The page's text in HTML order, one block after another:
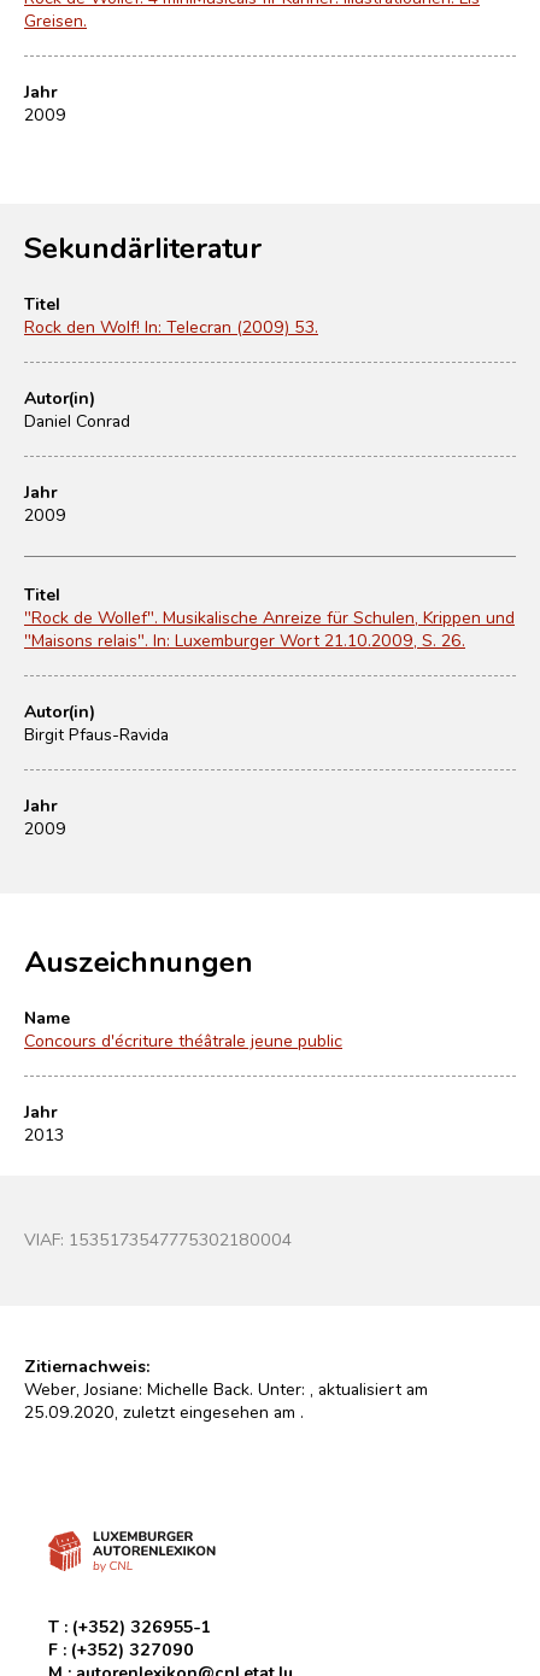
Greisen.
Jahr
2009
Sekundärliteratur
Titel
Rock den Wolf! In: Telecran (2009) 53.
Autor(in)
Daniel Conrad
Jahr
2009
Titel
"Rock de Wollef". Musikalische Anreize für Schulen, Krippen und
"Maisons relais". In: Luxemburger Wort 21.10.2009, S. 26.
Autor(in)
Birgit Pfaus-Ravida
Jahr
2009
Auszeichnungen
Name
Concours d'écriture théâtrale jeune public
Jahr
2013
VIAF: 1535173547775302180004
Zitiernachweis:
Weber, Josiane: Michelle Back. Unter: , aktualisiert am
25.09.2020, zuletzt eingesehen am .
T : (+352) 326955-1
F : (+352) 327090